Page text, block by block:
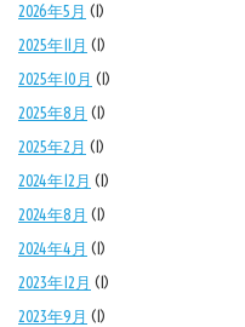
2026年5月 (1)
2025年11月 (1)
2025年10月 (1)
2025年8月 (1)
2025年2月 (1)
2024年12月 (1)
2024年8月 (1)
2024年4月 (1)
2023年12月 (1)
2023年9月 (1)